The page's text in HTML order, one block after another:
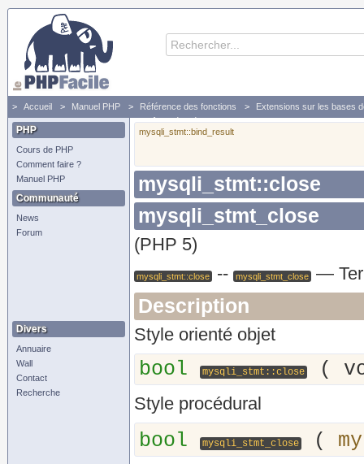
Accueil Manuel PHP Référence des fonctions
Extensions sur les bases
mysqli_stmt
Termine une requête préparée
PHP
Cours de PHP
Comment faire ?
Manuel PHP
Communauté
News
Forum
Divers
Annuaire
Wall
Contact
Recherche
mysqli_stmt::bind_result
mysqli_stmt::close
mysqli_stmt_close
(PHP 5)
mysqli_stmt::close -- mysqli_stmt_close —
Description
Style orienté objet
bool mysqli_stmt::close (
Style procédural
bool mysqli_stmt_close (